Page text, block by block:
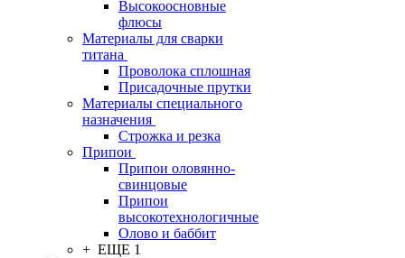
Высокоосновные
флюсы
Материалы для сварки
титана
Проволока сплошная
Присадочные прутки
Материалы специального
назначения
Строжка и резка
Припои
Припои оловянно-
свинцовые
Припои
высокотехнологичные
Олово и баббит
+ ЕЩЕ 1